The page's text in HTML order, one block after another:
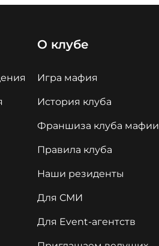
О клубе
Игра мафия
История клуба
Франшиза клуба мафии
Правила клуба
Наши резиденты
Для СМИ
Для Event-агентств